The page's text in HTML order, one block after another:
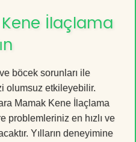
İlaçlama
böcek sorunları ile
olumsuz etkileyebilir.
Mamak Kene İlaçlama
problemleriniz en hızlı ve
Yılların deneyimine